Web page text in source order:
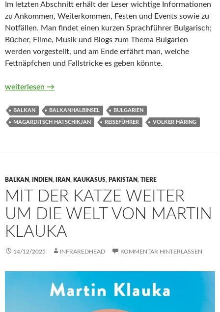
Im letzten Abschnitt erhält der Leser wichtige Informationen
zu Ankommen, Weiterkommen, Festen und Events sowie zu
Notfällen. Man findet einen kurzen Sprachführer Bulgarisch;
Bücher, Filme, Musik und Blogs zum Thema Bulgarien
werden vorgestellt, und am Ende erfährt man, welche
Fettnäpfchen und Fallstricke es geben könnte.
MARCO POLO Bulgarien von Magarditsch Hatschikjan und
weiterlesen →
BALKAN BALKANHALBINSEL BULGARIEN
MAGARDITSCH HATSCHIKJAN REISEFÜHRER VOLKER HÄRING
BALKAN, INDIEN, IRAN, KAUKASUS, PAKISTAN, TIERE
MIT DER KATZE WEITER
UM DIE WELT VON MARTIN
KLAUKA
14/12/2025 INFRAREDHEAD KOMMENTAR HINTERLASSEN